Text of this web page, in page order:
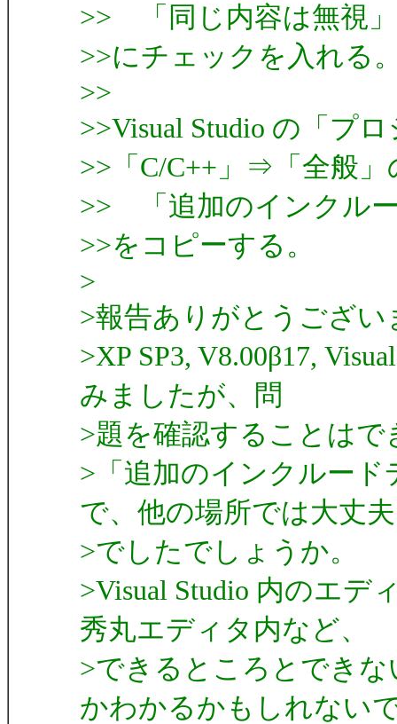
>> 「同じ内容は無視」
>>にチェックを入れる
>>
>>Visual Studio の「プ
>>「C/C++」⇒「全般」
>> 「追加のインクル
>>をコピーする。
>
>報告ありがとうござい
>XP SP3, V8.00β17,
みましたが、問
>題を確認することは
>「追加のインクルー
で、他の場所では大丈夫
>でしたでしょうか。
>Visual Studio 内のエデ
秀丸エディタ内など、
>できるところとでき
かわかるかもしれない